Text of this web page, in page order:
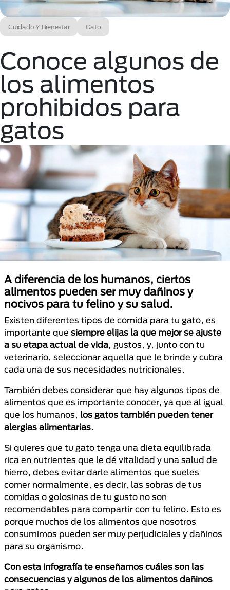
Cuidado Y Bienestar Gato
Conoce algunos de
los alimentos
prohibidos para
gatos
A diferencia de los humanos, ciertos
alimentos pueden ser muy dañinos y
nocivos para tu felino y su salud.
Existen diferentes tipos de comida para tu gato, es
importante que siempre elijas la que mejor se ajuste
a su etapa actual de vida, gustos, y, junto con tu
veterinario, seleccionar aquella que le brinde y cubra
cada una de sus necesidades nutricionales.
También debes considerar que hay algunos tipos de
alimentos que es importante conocer, ya que al igual
que los humanos, los gatos también pueden tener
alergias alimentarias.
Si quieres que tu gato tenga una dieta equilibrada
rica en nutrientes que le dé vitalidad y una salud de
hierro, debes evitar darle alimentos que sueles
comer normalmente, es decir, las sobras de tus
comidas o golosinas de tu gusto no son
recomendables para compartir con tu felino. Esto es
porque muchos de los alimentos que nosotros
consumimos pueden ser muy perjudiciales y dañinos
para su organismo.
Con esta infografía te enseñamos cuáles son las
consecuencias y algunos de los alimentos dañinos